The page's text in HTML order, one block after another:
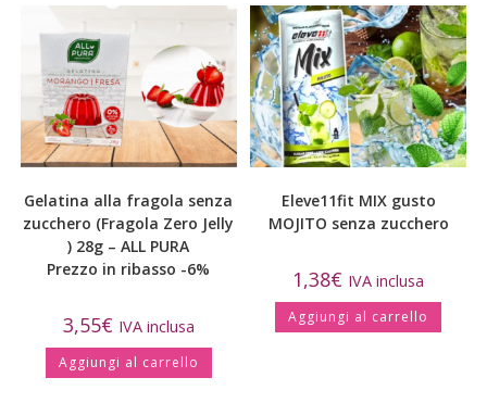
Gelatina alla fragola senza
zucchero (Fragola Zero Jelly
) 28g – ALL PURA
Prezzo in ribasso -6%
3,55€ IVA inclusa
Aggiungi al carrello
Eleve11fit MIX gusto
MOJITO senza zucchero
1,38€ IVA inclusa
Aggiungi al carrello